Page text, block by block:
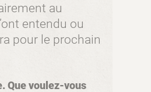
au
entendu ou
pour le prochain
Que voulez-vous